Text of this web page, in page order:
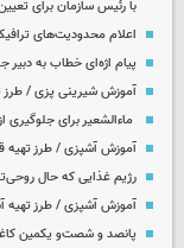
با رئیس سازمان برای
اعلام محدودیت‌های
پیام اژه‌ای خطاب به
آموزش شیرینی پزی / طرز تهیه دالگونا در ۱۰
ماءالشعیر برای
آموزش آشپزی / طرز تهیه
رژیم غذایی که حال
آموزش آشپزی / طرز تهیه
پانصد و شصت‌و یکمین